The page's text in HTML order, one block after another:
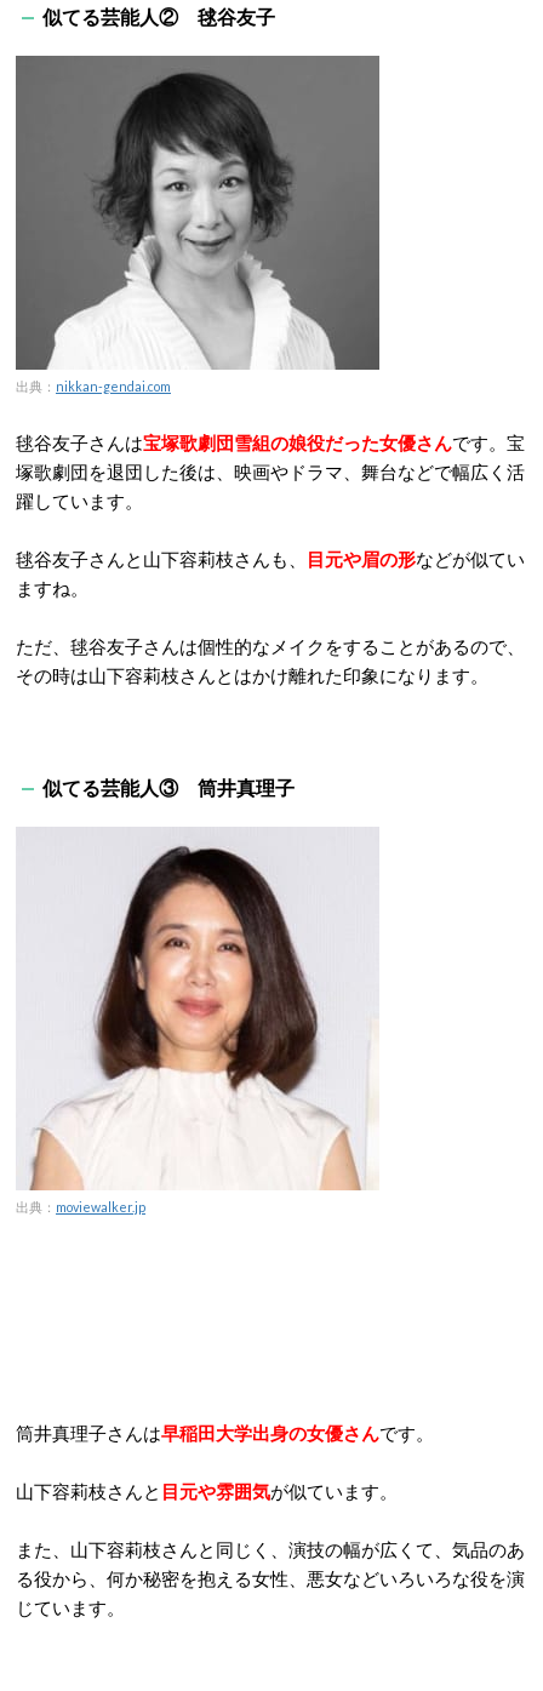
似てる芸能人② 毬谷友子
出典： nikkan-gendai.com
毬谷友子さんは宝塚歌劇団雪組の娘役だった女優さんです。宝
塚歌劇団を退団した後は、映画やドラマ、舞台などで幅広く活
躍しています。
毬谷友子さんと山下容莉枝さんも、 目元や眉の形などが似てい
ますね。
ただ、毬谷友子さんは個性的なメイクをすることがあるので、
その時は山下容莉枝さんとはかけ離れた印象になります。
似てる芸能人③ 筒井真理子
出典： moviewalker.jp
筒井真理子さんは早稲田大学出身の女優さんです。
山下容莉枝さんと 目元や雰囲気が似ています。
また、山下容莉枝さんと同じく、演技の幅が広くて、気品のあ
る役から、何か秘密を抱える女性、悪女などいろいろな役を演
じています。